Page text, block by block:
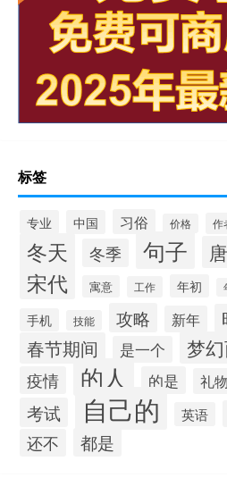
标签
专业 中国 习俗 价格 作
冬天 冬季 句子
宋代 寓意 工作 年初
手机 技能 攻略 新年
春节期间 是一个 梦
疫情
的人 的是 礼物
考试 自己的 英语
还不 都是